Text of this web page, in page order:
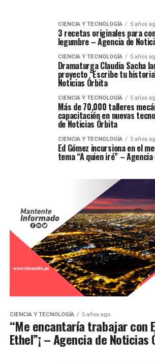
CIENCIA Y TECNOLOGÍA 5 años
3 recetas originales para
legumbre – Agencia de
CIENCIA Y TECNOLOGÍA 5 años
Dramaturga Claudia Sacha
proyecto “Escribe tu
Noticias Órbita
CIENCIA Y TECNOLOGÍA 5 años
Más de 70,000 talleres
capacitación en nuevas
de Noticias Órbita
CIENCIA Y TECNOLOGÍA 5 años
Ed Gómez incursiona en el
tema “A quien iré” –
CIENCIA Y TECNOLOGÍA 5 años ago
“Me encantaría trabajar con
Ethel”¡ – Agencia de Noticias